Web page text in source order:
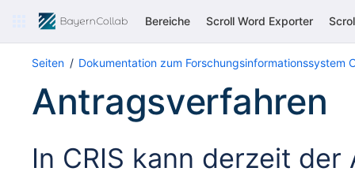
Bereiche Scroll Word Exporter
Seiten Dokumentation zum Forschungsinformationssystem
Antragsverfahren
In CRIS kann derzeit